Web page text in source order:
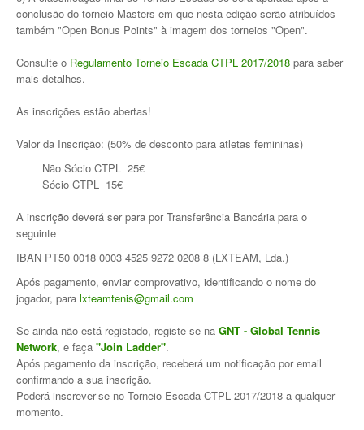
Notícias do Clube
Notícias Torneios Oficiais
Notícias Torneio Escada
Entrevistas
Fotografias
Galeria 2016
Torneio Jovens Esperanças VIII
Interclubes 2016
Torneio Open Primavera
Veteranos B Lumiar
Lumiar Kids Cup XV
Masters REVOR e Torneio Social
Open Luis Alves
conclusão do torneio Masters em que nesta edição serão atribuídos
também "Open Bonus Points" à imagem dos torneios "Open".
Consulte o Regulamento Torneio Escada CTPL 2017/2018 para saber
mais detalhes.
As inscrições estão abertas!
Valor da Inscrição: (50% de desconto para atletas femininas)
Não Sócio CTPL  25€
Sócio CTPL  15€
A inscrição deverá ser para por Transferência Bancária para o
seguinte
IBAN PT50 0018 0003 4525 9272 0208 8 (LXTEAM, Lda.)
Após pagamento, enviar comprovativo, identificando o nome do
jogador, para lxteamtenis@gmail.com
Se ainda não está registado, registe-se na GNT - Global Tennis
Network, e faça "Join Ladder".
Após pagamento da inscrição, receberá um notificação por email
confirmando a sua inscrição.
Poderá inscrever-se no Torneio Escada CTPL 2017/2018 a qualquer
momento.